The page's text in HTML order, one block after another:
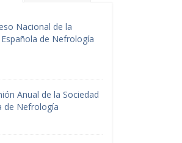
Nacional de la
de Nefrología
Anual de la Sociedad
de Nefrología